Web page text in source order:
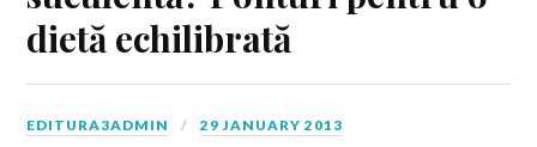
dietă echilibrată
EDITURA3ADMIN 29 JANUARY 2013